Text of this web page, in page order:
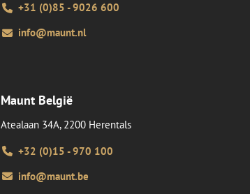
+31 (0)85 - 9026 600
info@maunt.nl
Maunt België
Atealaan 34A, 2200 Herentals
+32 (0)15 - 970 100
info@maunt.be